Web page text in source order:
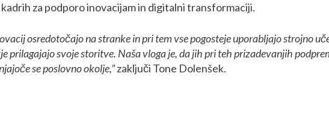
za podporo inovacijam in digitalni transformaciji.
osredotočajo na stranke in pri tem vse pogosteje uporabljajo strojno
prilagajajo svoje storitve. Naša vloga je, da jih pri teh prizadevanjih
se poslovno okolje,”zaključi Tone Dolenšek.